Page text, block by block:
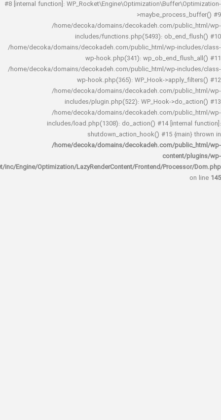
#8 [internal function]:
/home/decoka/domains/decokadeh.com/
includes/functions.php(5493):
/home/decoka/domains/decokadeh.com/public_html/wp-
wp-hook.php(341):
/home/decoka/domains/decokadeh.com/public_html/wp-
wp-hook.php(365): WP_Hook-
/home/decoka/domains/decokadeh.com/
includes/plugin.php(522): WP_Hook-
/home/decoka/domains/decokadeh.com/
includes/load.php(1308): do_action() #14
shutdown_action_hook() #15
/home/decoka/domains/decokadeh.com/
rocket/inc/Engine/Optimization/LazyRenderContent/Frontend/